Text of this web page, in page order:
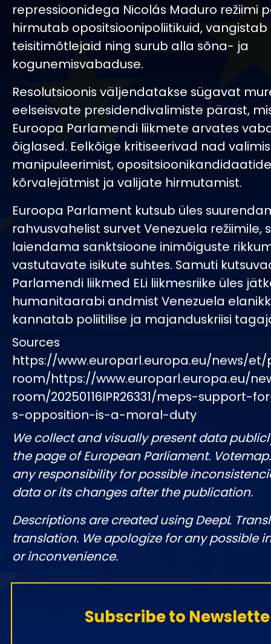
repressioonidega Nicolás Maduro režiimi
hirmutab opositsioonipoliitikuid, vangistab
teisitimõtlejaid ning surub alla sõna- ja
kogunemisvabaduse.
Resolutsioonis väljendatakse sügavat
eelseisvate presidendivalimiste pärast,
Euroopa Parlamendi liikmete arvates
õiglased. Eelkõige kritiseerivad nad
manipuleerimist, opositsioonikandidaatide
kõrvalejätmist ja valijate hirmutamist.
Euroopa Parlament kutsub üles
rahvusvahelist survet Venezuela režiimile,
laiendama sanktsioone inimõiguste
vastutavate isikute suhtes. Samuti
Parlamendi liikmed ELi liikmesriike üles
humanitaarabi andmist Venezuela
kannatab poliitilise ja majanduskriisi
Sources
https://www.europarl.europa.eu/news/
room/https://www.europarl.europa.eu/
room/20250116IPR26331/meps-support-
s-opposition-is-a-moral-duty
We collect and visually present data
the page of European Parliament.
any responsibility for possible
data or its changes after the publication.
Descriptions are created using DeepL
translation. We apologize for any possible
or inconvenience.
Subscribe to